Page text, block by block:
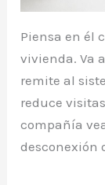
Piensa en él
vivienda. Va
remite al
reduce
compañía
desconexión